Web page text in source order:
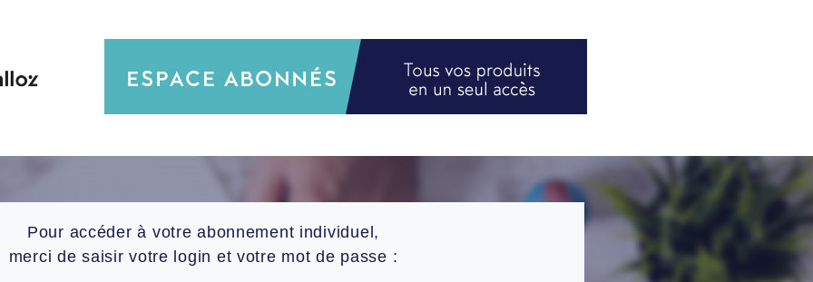
Pour accéder à votre abonnement individuel,
merci de saisir votre login et votre mot de passe :